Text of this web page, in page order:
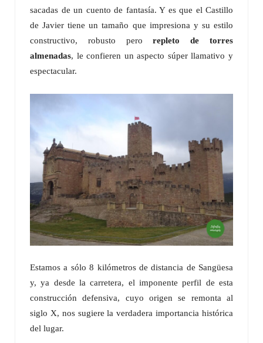
sacadas de un cuento de fantasía. Y es que el Castillo
de Javier tiene un tamaño que impresiona y su estilo
constructivo, robusto perorepleto de torres
almenadas, le confieren un aspecto súper llamativo y
espectacular.
Estamos a sólo 8 kilómetros de distancia de Sangüesa
y, ya desde la carretera, el imponente perfil de esta
construcción defensiva, cuyo origen se remonta al
siglo X, nos sugiere la verdadera importancia histórica
del lugar.